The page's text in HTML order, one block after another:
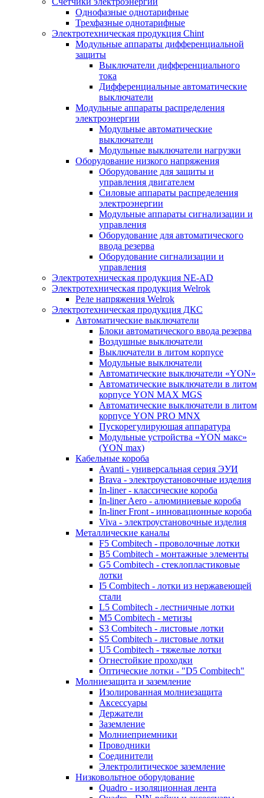
Однофазные однотарифные
Трехфазные однотарифные
Электротехническая продукция Chint
Модульные аппараты дифференциальной
защиты
Выключатели дифференциального
тока
Дифференциальные автоматические
выключатели
Модульные аппараты распределения
электроэнергии
Модульные автоматические
выключатели
Модульные выключатели нагрузки
Оборудование низкого напряжения
Оборудование для защиты и
управления двигателем
Силовые аппараты распределения
электроэнергии
Модульные аппараты сигнализации и
управления
Оборудование для автоматического
ввода резерва
Оборудование сигнализации и
управления
Электротехническая продукция NE-AD
Электротехническая продукция Welrok
Реле напряжения Welrok
Электротехническая продукция ДКС
Автоматические выключатели
Блоки автоматического ввода резерва
Воздушные выключатели
Выключатели в литом корпусе
Модульные выключатели
Автоматические выключатели «YON»
Автоматические выключатели в литом
корпусе YON MAX MGS
Автоматические выключатели в литом
корпусе YON PRO MNX
Пускорегулирующая аппаратура
Модульные устройства «YON макс»
(YON max)
Кабельные короба
Avanti - универсальная серия ЭУИ
Brava - электроустановочные изделия
In-liner - классические короба
In-liner Aero - алюминиевые короба
In-liner Front - инновационные короба
Viva - электроустановочные изделия
Металлические каналы
F5 Combitech - проволочные лотки
B5 Combitech - монтажные элементы
G5 Combitech - стеклопластиковые
лотки
I5 Combitech - лотки из нержавеющей
стали
L5 Combitech - лестничные лотки
M5 Combitech - метизы
S3 Combitech - листовые лотки
S5 Combitech - листовые лотки
U5 Combitech - тяжелые лотки
Огнестойкие проходки
Оптические лотки - "D5 Combitech"
Молниезащита и заземление
Изолированная молниезащита
Аксессуары
Держатели
Заземление
Молниеприемники
Проводники
Соединители
Электролитическое заземление
Низковольтное оборудование
Quadro - изоляционная лента